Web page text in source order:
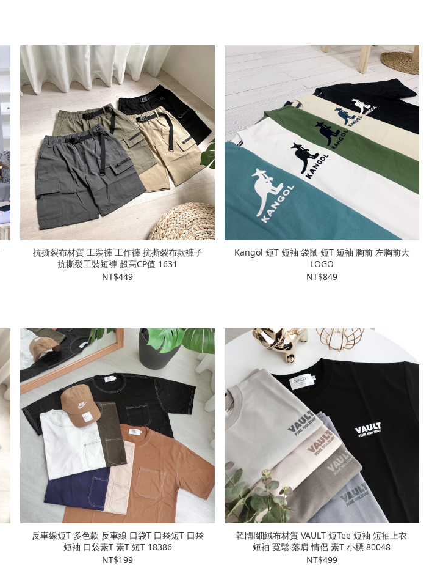
抗撕裂布材質 工裝褲 工作褲 抗撕裂布款褲子
抗撕裂工裝短褲 超高CP值 1631
NT$449
Kangol 短T 短袖 袋鼠 短T 短袖 胸前 左胸前大
LOGO
NT$849
反車線短T 多色款 反車線 口袋T 口袋短T 口袋
短袖 口袋素T 素T 短T 18386
NT$199
韓國!細絨布材質 VAULT 短Tee 短袖 短袖上衣
短袖 寬鬆 落肩 情侶 素T 小標 80048
NT$499